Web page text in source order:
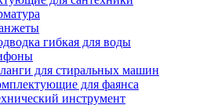
гибкая для воды
для стиральных машин
для фаянса